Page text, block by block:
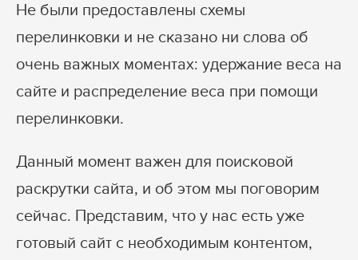
Не были предоставлены схемы
перелинковки и не сказано ни слова об
очень важных моментах: удержание веса на
сайте и распределение веса при помощи
перелинковки.
Данный момент важен для поисковой
раскрутки сайта, и об этом мы поговорим
сейчас. Представим, что у нас есть уже
готовый сайт с необходимым контентом,